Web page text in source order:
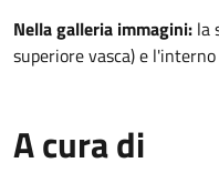
Nella galleria immagini: la
superiore vasca) e
A cura di